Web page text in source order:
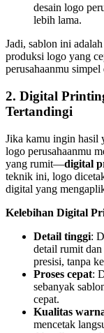
desain logo
lebih lama.
Jadi, sablon ini
produksi logo yang
perusahaanmu
2. Digital
Tertandingi
Jika kamu ingin hasil
logo perusahaanmu
yang rumit—digital
teknik ini, logo
digital yang
Kelebihan Digital
Detail tinggi:
detail rumit
presisi, tanpa
Proses cepat:
sebanyak
cepat.
Kualitas
mencetak